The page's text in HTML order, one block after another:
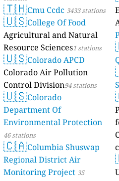
🇹🇭Cmu Ccdc 3433 stations
🇺🇸College Of Food
Agricultural and Natural
Resource Sciences1 stations
🇺🇸Colorado APCD
Colorado Air Pollution
Control Division94 stations
🇺🇸Colorado
Department Of
Environmental Protection
46 stations
🇨🇦Columbia Shuswap
Regional District Air
Monitoring Project 35